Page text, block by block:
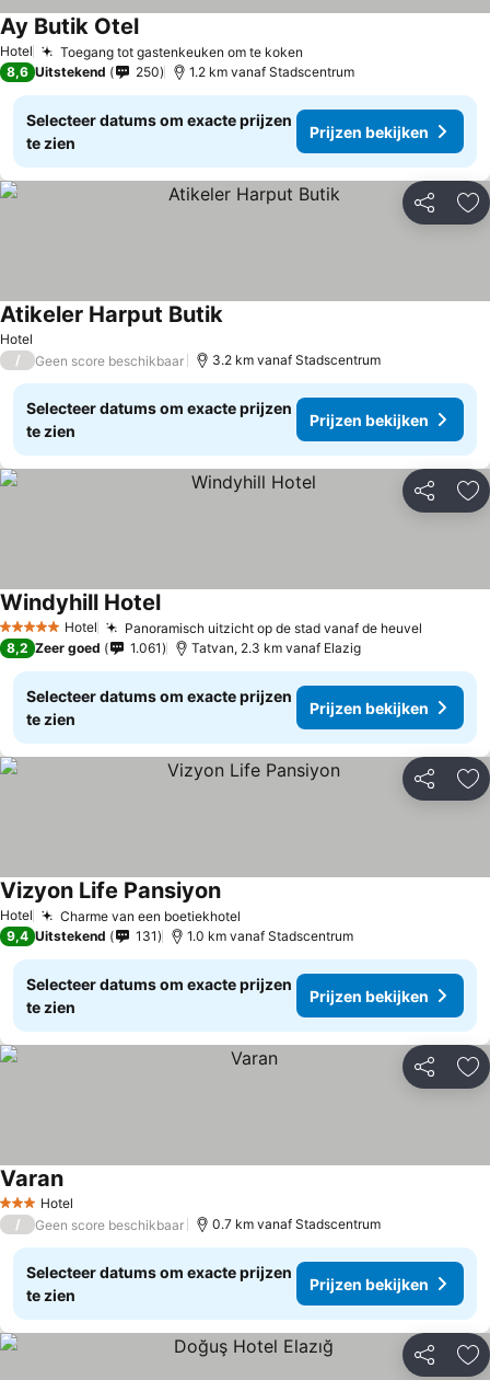
Hotel Toegang tot gastenkeuken om te koken
Ay Butik Otel
8,6 Uitstekend 250 1.2 km vanaf Stadscentrum
Selecteer datums om exacte prijzen
te zien
Prijzen bekijken
Delen
Hotel
Atikeler Harput Butik
/ Geen score beschikbaar 3.2 km vanaf Stadscentrum
Selecteer datums om exacte prijzen
te zien
Prijzen bekijken
Delen
5 Sterren Hotel Panoramisch uitzicht op de stad vanaf de heuvel
Windyhill Hotel
8,2 Zeer goed 1.061 Tatvan, 2.3 km vanaf Elazig
Selecteer datums om exacte prijzen
te zien
Prijzen bekijken
Delen
Hotel Charme van een boetiekhotel
Vizyon Life Pansiyon
9,4 Uitstekend 131 1.0 km vanaf Stadscentrum
Selecteer datums om exacte prijzen
te zien
Prijzen bekijken
Delen
3 SterrenHotel
Varan
/ Geen score beschikbaar 0.7 km vanaf Stadscentrum
Selecteer datums om exacte prijzen
te zien
Prijzen bekijken
Delen